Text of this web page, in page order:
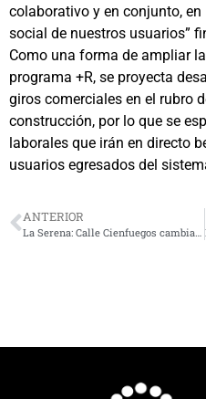
colaborativo y en conjunto,
social de nuestros usuarios”
Como una forma de ampliar
programa +R, se proyecta
giros comerciales en el rubro
construcción, por lo que se
laborales que irán en directo
usuarios egresados del
ANTERIOR